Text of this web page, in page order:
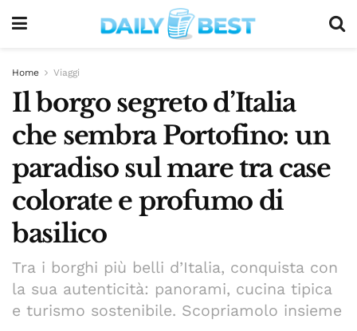
Home Viaggi
Il borgo segreto d’Italia
che sembra Portofino: un
paradiso sul mare tra case
colorate e profumo di
basilico
Tra i borghi più belli d’Italia, conquista con
la sua autenticità: panorami, cucina tipica
e turismo sostenibile. Scopriamolo insieme